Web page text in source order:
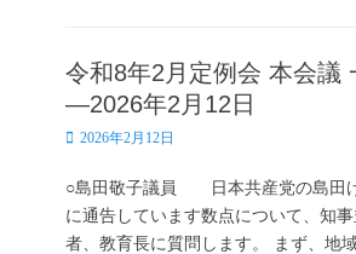
令和8年2月定例会 本会議
―2026年2月12日
投
日
2026年2月12日
○島田敬子議員 日本共産党の島田
に通告しています数点について、知
者、教育長に質問します。 まず、地